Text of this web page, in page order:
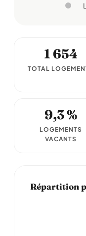
1 654
TOTAL
9,3 %
LOGEMENTS
VACANTS
Répartition